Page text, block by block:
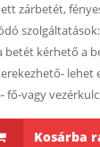
zárbetét,
betét kérhető a
lehet
vagy
Kosárba